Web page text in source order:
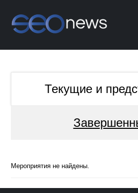
Текущие и
Мероприятия не найдены.